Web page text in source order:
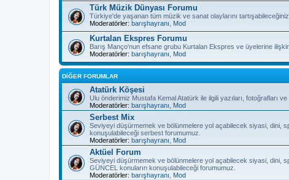
Türk Müzik Dünyası Forumu
Türkiye'de yaşanan tüm müzik ve sanat olaylarını
Moderatörler: barışhayranı Mod
Kurtalan Ekspres Forumu
Barış Manço'nun efsane grubu Kurtalan Ekspres ve üyelerine
Moderatörler: barışhayranı Mod
DİĞER FORUMLAR
Atatürk Köşesi
Ulu önderimiz Mustafa Kemal Atatürk ile ilgili yazıları, fotoğrafları
Moderatörler: barışhayranı Mod
Serbest Mix
Seviyeyi düşürmemek ve bölünmelere yol açabilecek siyasi, dini,
konuşulabileceği serbest forumumuz.
Moderatörler: barışhayranı Mod
Aktüel Forum
Seviyeyi düşürmemek ve bölünmelere yol açabilecek siyasi, dini,
GÜNCEL konuların konuşulabileceği forumumuz.
Moderatörler: barışhayranı Mod